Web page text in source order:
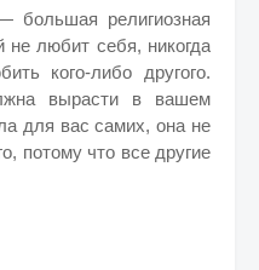
большая религиозная
не любит себя, никогда
кого-либо другого.
вырасти в вашем
для вас самих, она не
потому что все другие